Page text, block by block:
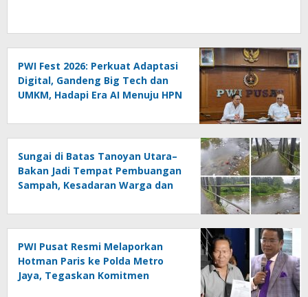
PWI Fest 2026: Perkuat Adaptasi
Digital, Gandeng Big Tech dan
UMKM, Hadapi Era AI Menuju HPN
Sungai di Batas Tanoyan Utara–
Bakan Jadi Tempat Pembuangan
Sampah, Kesadaran Warga dan
Dipertanyakan
PWI Pusat Resmi Melaporkan
Hotman Paris ke Polda Metro
Jaya, Tegaskan Komitmen